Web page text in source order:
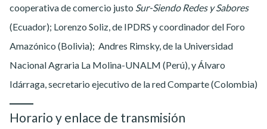
cooperativa de comercio justo Sur-Siendo Redes y Sabores
(Ecuador); Lorenzo Soliz, de IPDRS y coordinador del Foro
Amazónico (Bolivia); Andres Rimsky, de la Universidad
Nacional Agraria La Molina-UNALM (Perú), y Álvaro
Idárraga, secretario ejecutivo de la red Comparte (Colombia)
Horario y enlace de transmisión